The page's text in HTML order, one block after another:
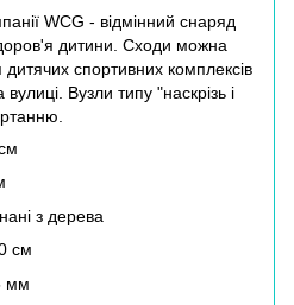
WCG - відмінний снаряд
дитини. Сходи можна
спортивних комплексів
Вузли типу "наскрізь і
з дерева
см
мм